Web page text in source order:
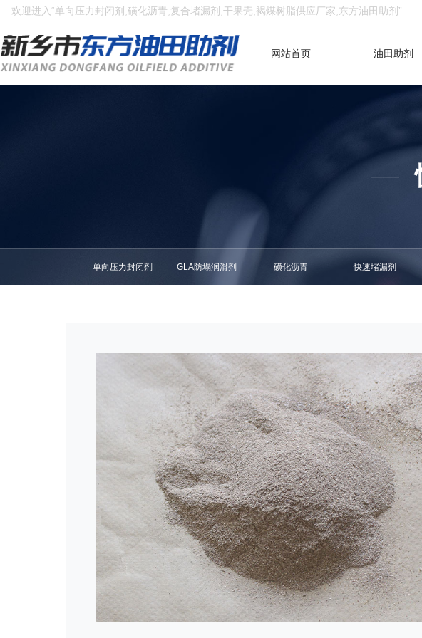
欢迎进入“单向压力封闭剂,磺化沥青,复合堵漏剂,干果壳,褐煤树脂供应厂家,东方油田助剂”
网站首页 油田助剂
——
单向压力封闭剂 GLA防塌润滑剂 磺化沥青 快速堵漏剂